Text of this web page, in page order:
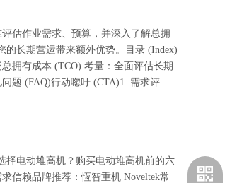
估作业需求、预算，并深入了解总拥
长期营运带来额外优势。目录 (Index)
拥有成本 (TCO) 考量：全面评估长期
题 (FAQ)行动唿吁 (CTA)1. 需求评
择电动堆高机？购买电动堆高机前的六
信赖品牌推荐：恆智重机 Noveltek常